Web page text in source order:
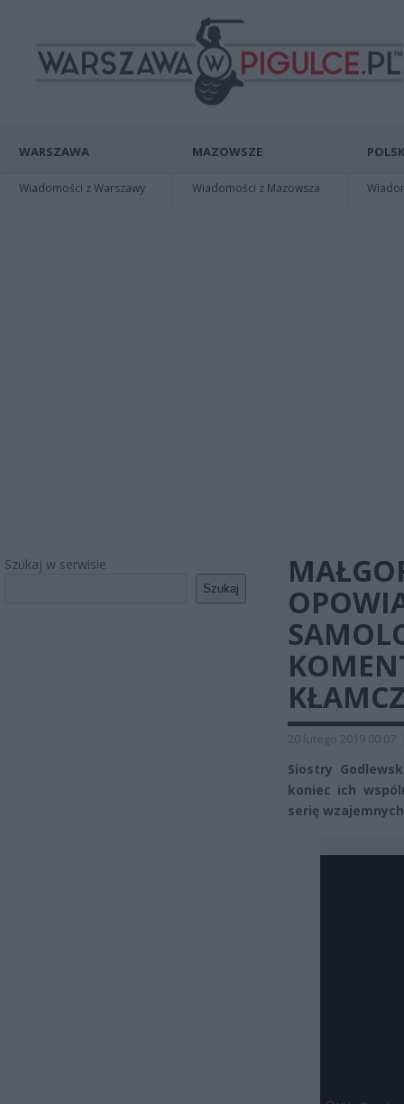
WARSZAWA
Wiadomości z Warszawy
MAZOWSZE
Wiadomości z Mazowsza
Szukaj w serwisie
Szukaj
20 lutego 2019 00:07
Siostry
koniec ich
serię